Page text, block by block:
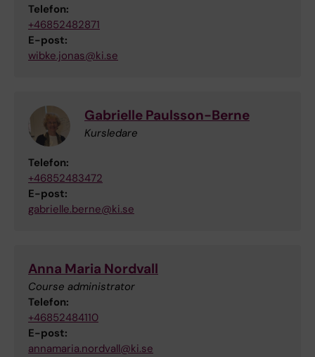
Telefon:
+46852482871
E-post:
wibke.jonas@ki.se
Gabrielle Paulsson-Berne
Kursledare
Telefon:
+46852483472
E-post:
gabrielle.berne@ki.se
Anna Maria Nordvall
Course administrator
Telefon:
+46852484110
E-post:
annamaria.nordvall@ki.se